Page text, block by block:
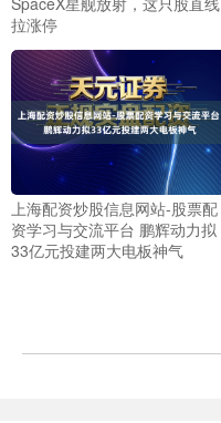
拉涨停
上海配资炒股信息网站-股票配
资学习与交流平台 鹏辉动力拟
33亿元投建两大电板神气